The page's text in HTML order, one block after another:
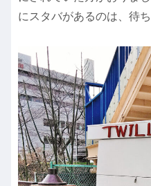
にスタバがあるのは、待